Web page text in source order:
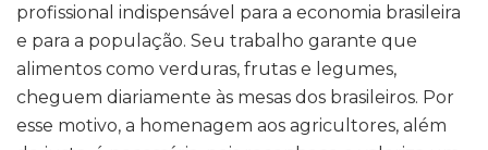
profissional indispensável para a economia brasileira
e para a população. Seu trabalho garante que
alimentos como verduras, frutas e legumes,
cheguem diariamente às mesas dos brasileiros. Por
esse motivo, a homenagem aos agricultores, além